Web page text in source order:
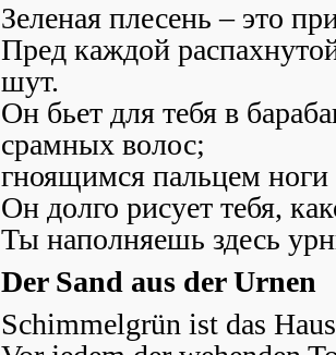
Зеленая плесень – это
Пред каждой
шут.
Он бьет для тебя в
срамных волос;
гноящимся пальцем ноги
Он долго рисует тебя,
Ты наполняешь здесь
Der Sand aus der Urnen
Schimmelgrün ist das